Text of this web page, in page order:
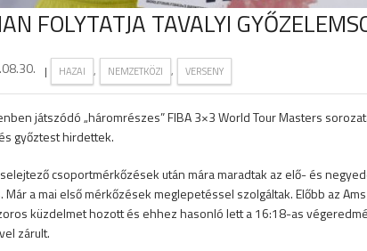
FOLYTATJA TAVALYI
| HAZAI , NEMZETKÖZI , VERSENY
játszódó „háromrészes” FIBA 3×3 World Tour Masters
győztest hirdettek.
csoportmérkőzések után mára maradtak az elő- és
Már a mai első mérkőzések meglepetéssel szolgáltak. Előbb az
küzdelmet hozott és ehhez hasonló lett a 16:18-as
zárult.